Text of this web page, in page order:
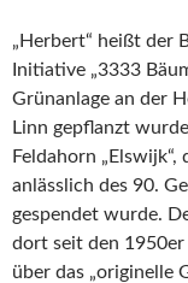
„Herbert“ heißt der
Initiative „3333
Grünanlage an der
Linn gepflanzt
Feldahorn
anlässlich des 90.
gespendet wurde.
dort seit den
über das „originelle